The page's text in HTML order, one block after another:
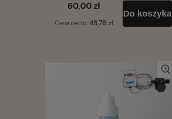
60,00 zł
Cena netto: 48,78 zł
Do koszyka